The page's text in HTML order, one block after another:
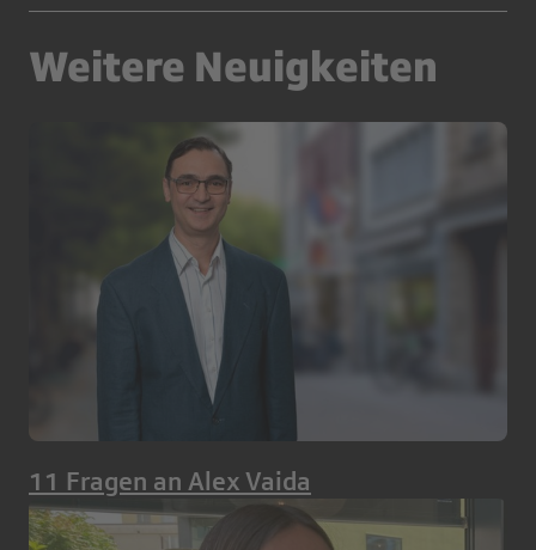
Weitere Neuigkeiten
11 Fragen an Alex Vaida